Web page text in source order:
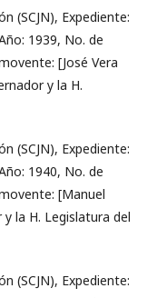
(SCJN), Expediente:
1939, No. de
[José Vera
y la H.
(SCJN), Expediente:
1940, No. de
[Manuel
la H. Legislatura del
(SCJN), Expediente: